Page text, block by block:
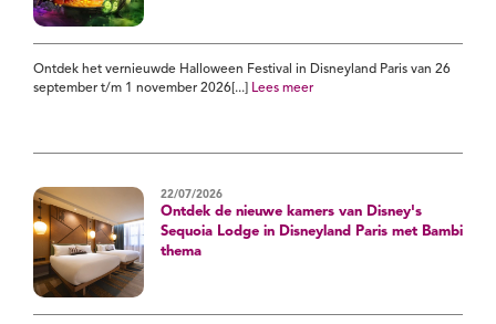
Ontdek het vernieuwde Halloween Festival in Disneyland Paris van 26
september t/m 1 november 2026[...]
Lees meer
22/07/2026
Ontdek de nieuwe kamers van Disney's
Sequoia Lodge in Disneyland Paris met Bambi
thema